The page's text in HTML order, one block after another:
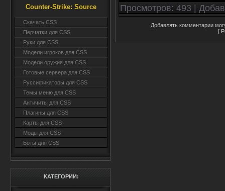
Counter-Strike: Source
Cкачать CSS
Перчатки для CSS
Руки для CSS
Модели игроков для CSS
Модели оружия для CSS
Готовые сервера для CSS
Руссификаторы для CSS
Темы меню для CSS
Античиты для CSS
Плагины для CSS
Карты для CSS
Моды для CSS
Боты для CSS
КАТЕГОРИИ:
Просмотров: 493 |
Добавлять комментарии
[